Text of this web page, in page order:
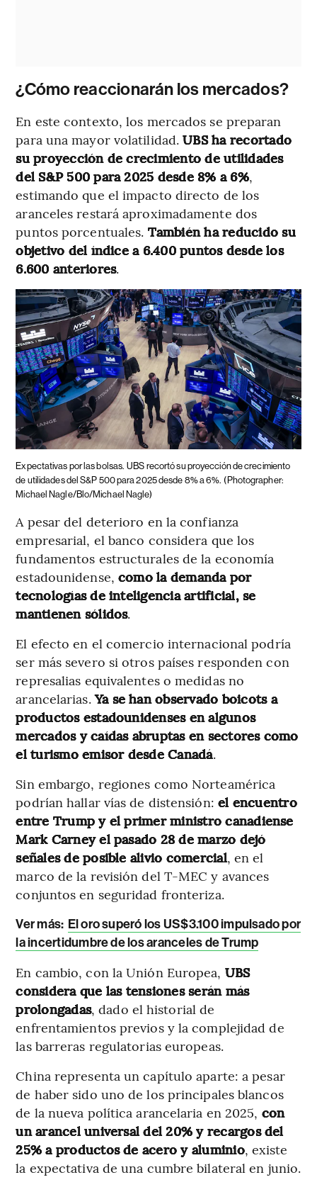
¿Cómo reaccionarán los mercados?
En este contexto, los mercados se preparan
para una mayor volatilidad.UBS ha recortado
su proyección de crecimiento de utilidades
del S&P 500 para 2025 desde 8% a 6%,
estimando que el impacto directo de los
aranceles restará aproximadamente dos
puntos porcentuales. También ha reducido su
objetivo del índice a 6.400 puntos desde los
6.600 anteriores.
Expectativas por las bolsas. UBS recortó su proyección de crecimiento
de utilidades del S&P 500 para 2025 desde 8% a 6%. (Photographer:
Michael Nagle/Blo/Michael Nagle)
A pesar del deterioro en la confianza
empresarial, el banco considera que los
fundamentos estructurales de la economía
estadounidense, como la demanda por
tecnologías de inteligencia artificial, se
mantienen sólidos.
El efecto en el comercio internacional podría
ser más severo si otros países responden con
represalias equivalentes o medidas no
arancelarias.Ya se han observado boicots a
productos estadounidenses en algunos
mercados y caídas abruptas en sectores como
el turismo emisor desde Canadá.
Sin embargo, regiones como Norteamérica
podrían hallar vías de distensión: el encuentro
entre Trump y el primer ministro canadiense
Mark Carney el pasado 28 de marzo dejó
señales de posible alivio comercial, en el
marco de la revisión del T-MEC y avances
conjuntos en seguridad fronteriza.
Ver más: El oro superó los US$3.100 impulsado por
la incertidumbre de los aranceles de Trump
En cambio, con la Unión Europea, UBS
considera que las tensiones serán más
prolongadas, dado el historial de
enfrentamientos previos y la complejidad de
las barreras regulatorias europeas.
China representa un capítulo aparte: a pesar
de haber sido uno de los principales blancos
de la nueva política arancelaria en 2025, con
un arancel universal del 20% y recargos del
25% a productos de acero y aluminio, existe
la expectativa de una cumbre bilateral en junio.